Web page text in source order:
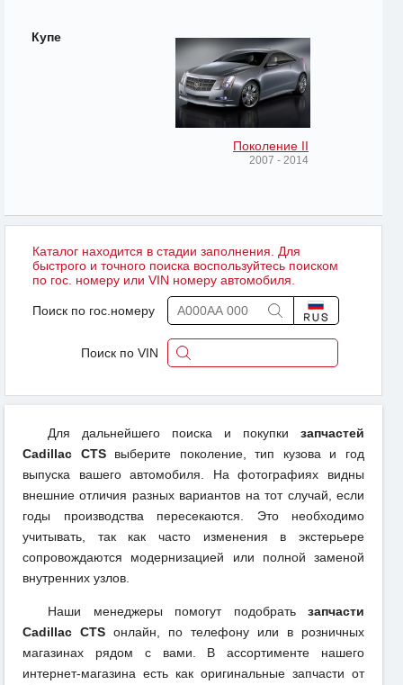
Купе
Поколение II
2007 - 2014
Каталог находится в стадии заполнения. Для
быстрого и точного поиска воспользуйтесь поиском
по гос. номеру или VIN номеру автомобиля.
Поиск по гос.номеру
Поиск по VIN
Для дальнейшего поиска и покупки запчастей
Cadillac CTSвыберите поколение, тип кузова и год
выпуска вашего автомобиля. На фотографиях видны
внешние отличия разных вариантов на тот случай, если
годы производства пересекаются. Это необходимо
учитывать, так как часто изменения в экстерьере
сопровождаются модернизацией или полной заменой
внутренних узлов.
Наши менеджеры помогут подобрать запчасти
Cadillac CTS онлайн, по телефону или в розничных
магазинах рядом с вами. В ассортименте нашего
интернет-магазина есть как оригинальные запчасти от